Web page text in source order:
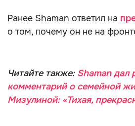
Ранее Shaman ответил на
о том, почему он не на
Читайте также: Shaman дал
комментарий о семейной
Мизулиной: «Тихая,